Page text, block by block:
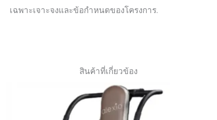
เฉพาะเจาะจงและข้อกำหนดของโครงการ.
สินค้าที่เกี่ยวข้อง